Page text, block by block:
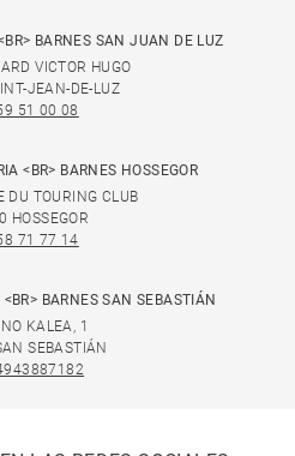
BARNES SAN JUAN DE LUZ
VICTOR HUGO
JEAN-DE-LUZ
51 00 08
<BR> BARNES HOSSEGOR
DU TOURING CLUB
HOSSEGOR
71 77 14
BARNES SAN SEBASTIÁN
KALEA, 1
SEBASTIÁN